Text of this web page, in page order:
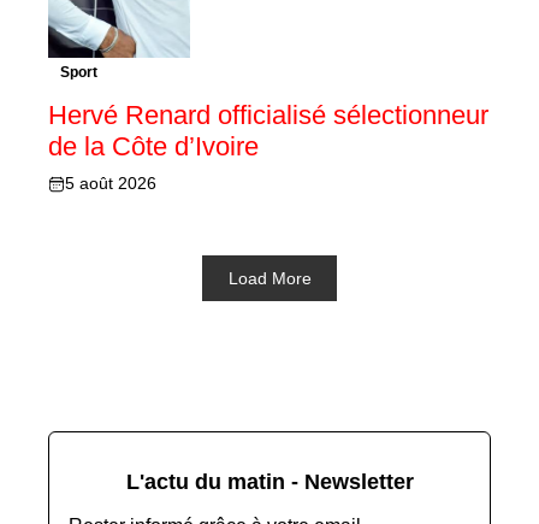
Sport
Hervé Renard officialisé sélectionneur
de la Côte d’Ivoire
5 août 2026
Load More
L'actu du matin - Newsletter